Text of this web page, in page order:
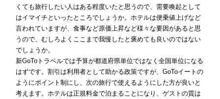
くても旅行したい人はある程度いたと思うので、需要喚起として
はイマイチといったところでしょうか。ホテルは便乗値上げなど
言われていますが、食事など原価上昇など様々な要因があると思
うので、むしろよくここまで我慢したと褒めても良いのではない
でしょうか。
新GoToトラベルでは予算が都道府県単位ではなく全国単位になる
はずです。割引は利用者として助かる政策ですが、GoToイートの
ようにポイント制にし、次の旅行で使えるようにした方が良いと
考えます。ホテルは正規料金で泊まることになり、ゲストの質は